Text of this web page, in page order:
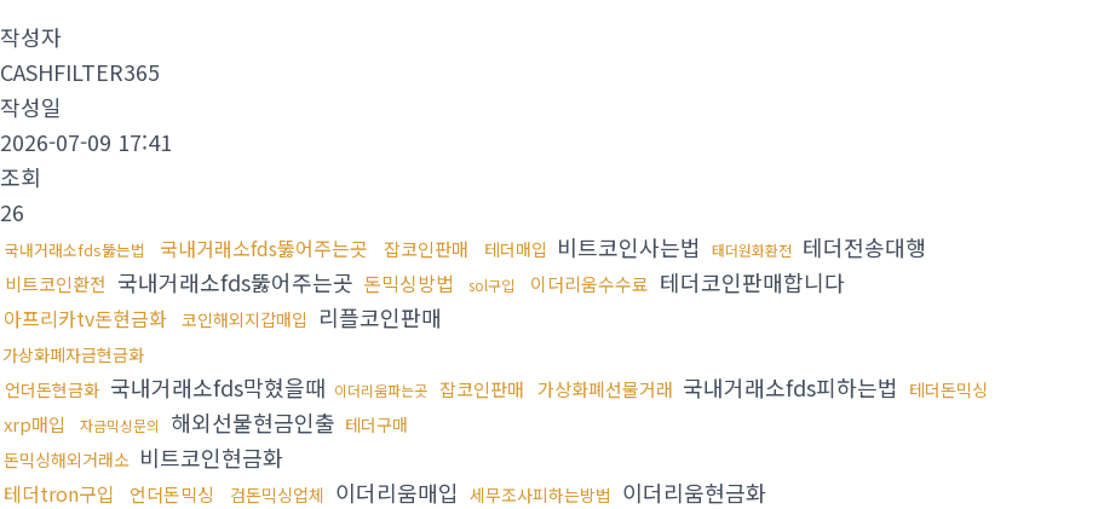
작성자
CASHFILTER365
작성일
2026-07-09 17:41
조회
26
국내거래소fds뚫는법 국내거래소fds뚫어주는곳 잡코인판매 테더매입 비트코인사는법 태더원화환전 테더전송대행
비트코인환전 국내거래소fds뚫어주는곳 돈믹싱방법 sol구입 이더리움수수료 테더코인판매합니다
아프리카tv돈현금화 코인해외지갑매입 리플코인판매
가상화폐자금현금화
언더돈현금화 국내거래소fds막혔을때 이더리움파는곳 잡코인판매 가상화폐선물거래 국내거래소fds피하는법 테더돈믹싱
xrp매입 자금믹싱문의 해외선물현금인출 테더구매
돈믹싱해외거래소 비트코인현금화
테더tron구입 언더돈믹싱 검돈믹싱업체 이더리움매입 세무조사피하는방법 이더리움현금화